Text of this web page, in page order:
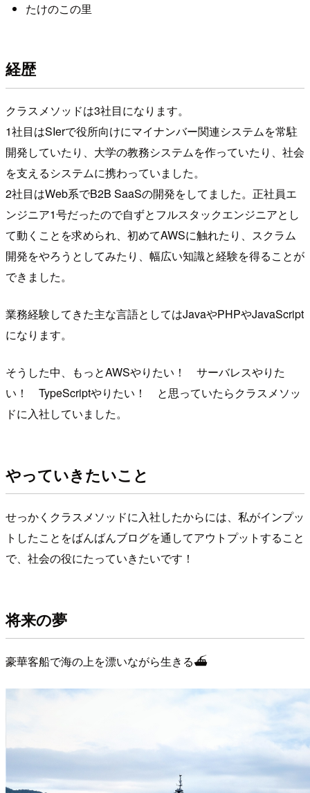
たけのこの里
経歴
クラスメソッドは3社目になります。
1社目はSIerで役所向けにマイナンバー関連システムを常駐
開発していたり、大学の教務システムを作っていたり、社会
を支えるシステムに携わっていました。
2社目はWeb系でB2B SaaSの開発をしてました。正社員エ
ンジニア1号だったので自ずとフルスタックエンジニアとし
て動くことを求められ、初めてAWSに触れたり、スクラム
開発をやろうとしてみたり、幅広い知識と経験を得ることが
できました。
業務経験してきた主な言語としてはJavaやPHPやJavaScript
になります。
そうした中、もっとAWSやりたい！ サーバレスやりた
い！ TypeScriptやりたい！ と思っていたらクラスメソッ
ドに入社していました。
やっていきたいこと
せっかくクラスメソッドに入社したからには、私がインプッ
トしたことをばんばんブログを通してアウトプットすること
で、社会の役にたっていきたいです！
将来の夢
豪華客船で海の上を漂いながら生きる⛴